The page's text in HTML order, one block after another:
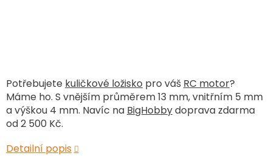
Potřebujete kuličkové ložisko pro váš RC motor?
Máme ho. S vnějším průměrem 13 mm, vnitřním 5 mm
a výškou 4 mm. Navíc na BigHobbydoprava zdarma
od 2 500 Kč.
Detailní popis